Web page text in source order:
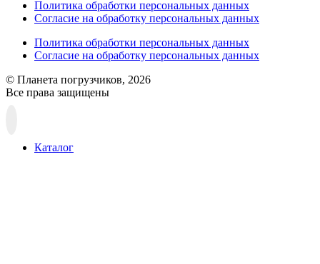
Политика обработки персональных данных
Согласие на обработку персональных данных
Политика обработки персональных данных
Согласие на обработку персональных данных
© Планета погрузчиков, 2026
Все права защищены
Каталог